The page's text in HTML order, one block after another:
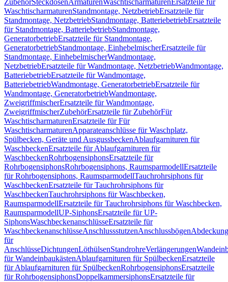
ZubehörSteckdosenArmaturenWaschtischarmaturen Ersatzteile für
WaschtischarmaturenStandmontage, NetzbetriebErsatzteile für
Standmontage, NetzbetriebStandmontage, BatteriebetriebErsatzteile
für Standmontage, BatteriebetriebStandmontage,
GeneratorbetriebErsatzteile für Standmontage,
GeneratorbetriebStandmontage, EinhebelmischerErsatzteile für
Standmontage, EinhebelmischerWandmontage,
NetzbetriebErsatzteile für Wandmontage, NetzbetriebWandmontage,
BatteriebetriebErsatzteile für Wandmontage,
BatteriebetriebWandmontage, GeneratorbetriebErsatzteile für
Wandmontage, GeneratorbetriebWandmontage,
ZweigriffmischerErsatzteile für Wandmontage,
ZweigriffmischerZubehörErsatzteile für ZubehörFür
WaschtischarmaturenErsatzteile für Für
WaschtischarmaturenApparateanschlüsse für Waschplatz,
Spülbecken, Geräte und AusgussbeckenAblaufgarnituren für
WaschbeckenErsatzteile für Ablaufgarnituren für
WaschbeckenRohrbogensiphonsErsatzteile für
RohrbogensiphonsRohrbogensiphons, RaumsparmodellErsatzteile
für Rohrbogensiphons, RaumsparmodellTauchrohrsiphons für
WaschbeckenErsatzteile für Tauchrohrsiphons für
WaschbeckenTauchrohrsiphons für Waschbecken,
RaumsparmodellErsatzteile für Tauchrohrsiphons für Waschbecken,
RaumsparmodellUP-SiphonsErsatzteile für UP-
SiphonsWaschbeckenanschlüsseErsatzteile für
WaschbeckenanschlüsseAnschlussstutzenAnschlussbögen
für
AnschlüsseDichtungenLöthülsenStandrohreVerlängerungen
für WandeinbaukästenAblaufgarnituren für SpülbeckenErsatzteile
für Ablaufgarnituren für SpülbeckenRohrbogensiphonsErsatzteile
für RohrbogensiphonsDoppelkammersiphonsErsatzteile für